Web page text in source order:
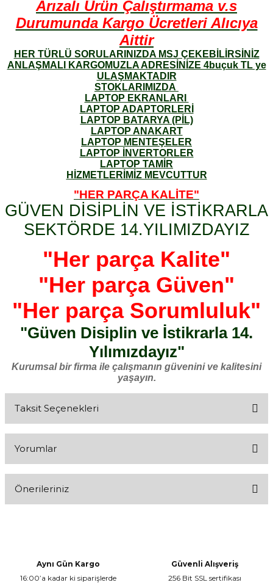
Arızalı Ürün Çalıştırmama v.s
Durumunda Kargo Ücretleri Alıcıya
Aittir
HER TÜRLÜ SORULARINIZDA MSJ ÇEKEBİLİRSİNİZ
ANLAŞMALI KARGOMUZLA ADRESİNİZE 4buçuk TL ye
ULAŞMAKTADIR
STOKLARIMIZDA
LAPTOP EKRANLARI
LAPTOP ADAPTORLERİ
LAPTOP BATARYA (PİL)
LAPTOP ANAKART
LAPTOP MENTEŞELER
LAPTOP İNVERTORLER
LAPTOP TAMİR
HİZMETLERİMİZ MEVCUTTUR
"HER PARÇA KALİTE"
GÜVEN DİSİPLİN VE İSTİKRARLA
SEKTÖRDE 14.YILIMIZDAYIZ
"Her parça Kalite"
"Her parça Güven"
"Her parça Sorumluluk"
"Güven Disiplin ve İstikrarla 14.
Yılımızdayız"
Kurumsal bir firma ile çalışmanın güvenini ve kalitesini
yaşayın.
Taksit Seçenekleri
Yorumlar
Önerileriniz
Ürün resmi kalitesiz, bozuk veya görüntülenemiyor.
Aynı Gün Kargo
16:00’a kadar ki siparişlerde
Güvenli Alışveriş
256 Bit SSL sertifikası